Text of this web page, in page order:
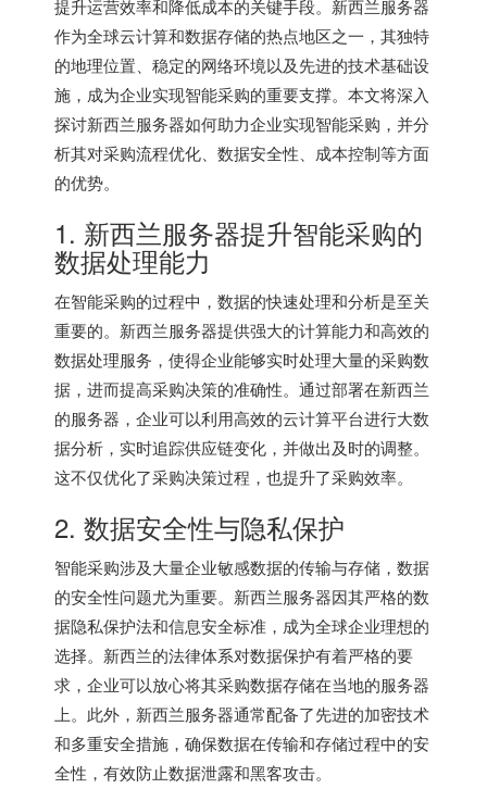
提升运营效率和降低成本的关键手段。 新西兰服务器
作为全球云计算和数据存储的热点地区之一，其独特
的地理位置、稳定的网络环境以及先进的技术基础设
施，成为企业实现智能采购的重要支撑。本文将深入
探讨新西兰服务器如何助力企业实现智能采购，并分
析其对采购流程优化、数据安全性、成本控制等方面
的优势。
1. 新西兰服务器提升智能采购的
数据处理能力
在智能采购的过程中，数据的快速处理和分析是至关
重要的。 新西兰服务器提供强大的计算能力和高效的
数据处理服务，使得企业能够实时处理大量的采购数
据，进而提高采购决策的准确性。通过部署在新西兰
的服务器，企业可以利用高效的云计算平台进行大数
据分析，实时追踪供应链变化，并做出及时的调整。
这不仅优化了采购决策过程，也提升了采购效率。
2. 数据安全性与隐私保护
智能采购涉及大量企业敏感数据的传输与存储，数据
的安全性问题尤为重要。新西兰服务器因其严格的数
据隐私保护法和信息安全标准，成为全球企业理想的
选择。新西兰的法律体系对数据保护有着严格的要
求，企业可以放心将其采购数据存储在当地的服务器
上。此外， 新西兰服务器通常配备了先进的加密技术
和多重安全措施，确保数据在传输和存储过程中的安
全性，有效防止数据泄露和黑客攻击。